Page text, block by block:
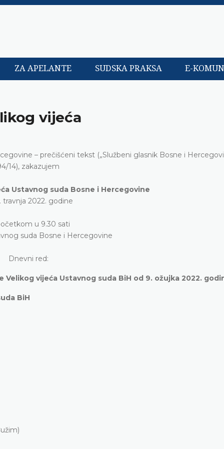
ZA APELANTE SUDSKA PRAKSA E-
vijeća
– prečišćeni tekst („Službeni glasnik Bosne i
14), zakazujem
Ustavnog suda Bosne i Hercegovine
travnja 2022. godine
u 9.30 sati
suda Bosne i Hercegovine
Dnevni red:
vijeća Ustavnog suda BiH od 9. ožujka 2022.
BiH